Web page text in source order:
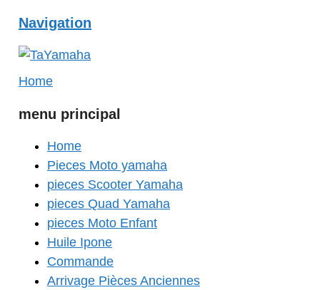
Navigation
Home
menu principal
Home
Pieces Moto yamaha
pieces Scooter Yamaha
pieces Quad Yamaha
pieces Moto Enfant
Huile Ipone
Commande
Arrivage Pièces Anciennes